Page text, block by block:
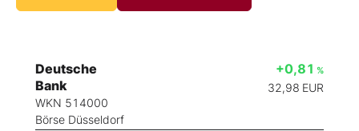
Deutsche
Bank
WKN 514000
Börse Düsseldorf
+0,81 %
32,98 EUR